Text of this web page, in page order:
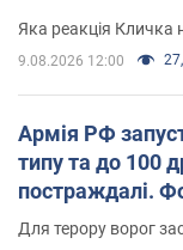
вірянина"
Яка реакція Кличка
9.08.2026 12:00
Армія РФ
типу та до 100
постраждалі.
Для терору ворог